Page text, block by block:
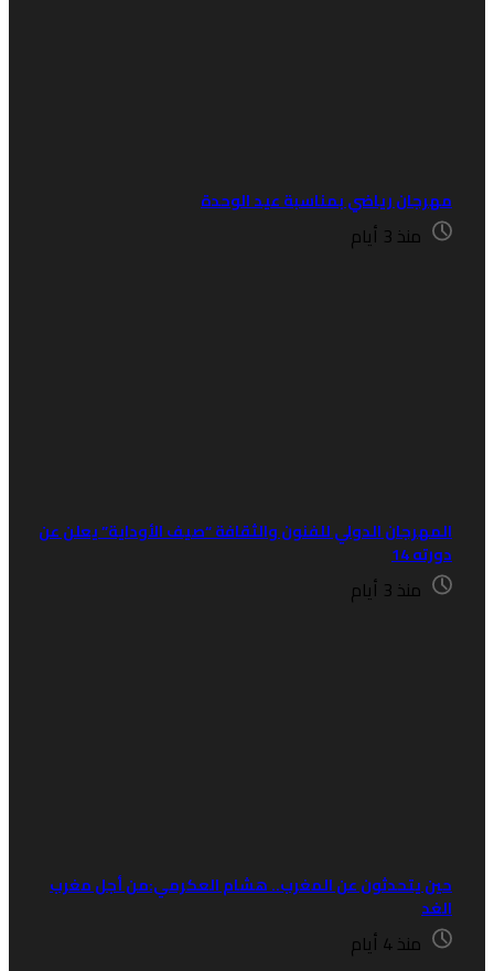
رياضي بمناسبة عيد الوحدة
منذ 3 أيام
الدولي للفنون والثقافة “صيف الأوداية” يعلن عن
منذ 3 أيام
يتحدثون عن المغرب.. هشام العكرمي:من أجل مغرب
منذ 4 أيام